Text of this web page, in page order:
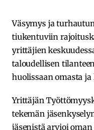
Väsymys ja
tiukentuviin
yrittäjien
taloudellisen
huolissaan omasta
Yrittäjän
tekemän
jäsenistä arvioi